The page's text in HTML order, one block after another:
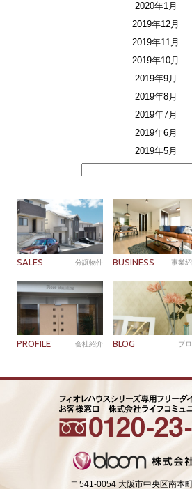
2020年1月
2019年12月
2019年11月
2019年10月
2019年9月
2019年8月
2019年7月
2019年6月
2019年5月
SALES 分譲物件 BUSINESS 事業
PROFILE 会社紹介 BLOG ブ
〒541-0054 大阪市中央区南本